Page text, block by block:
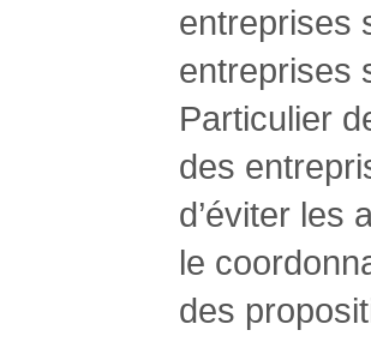
entreprises
entreprises
Particulier
des
d’éviter les
le
des